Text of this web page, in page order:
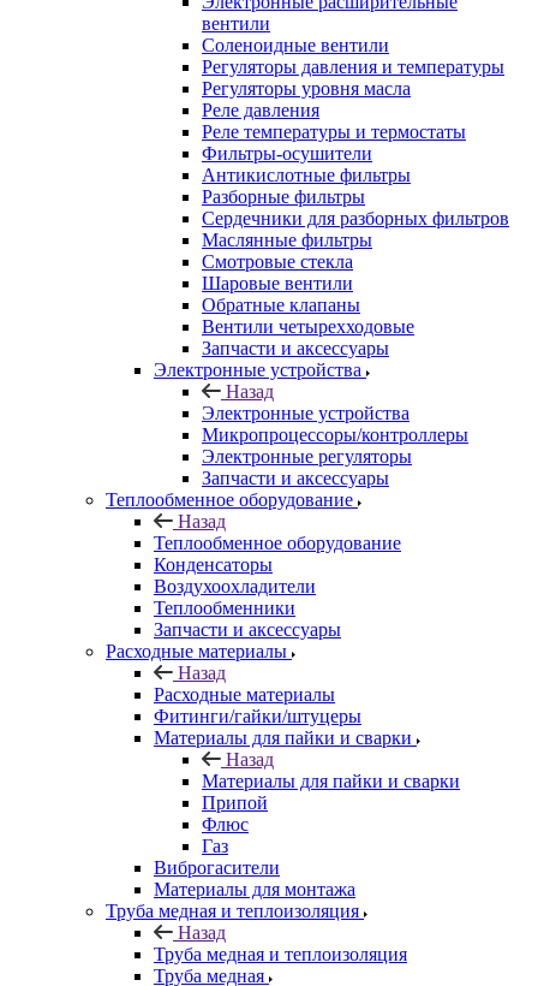
вентили
Соленоидные вентили
Регуляторы давления и температуры
Регуляторы уровня масла
Реле давления
Реле температуры и термостаты
Фильтры-осушители
Антикислотные фильтры
Разборные фильтры
Сердечники для разборных фильтров
Маслянные фильтры
Смотровые стекла
Шаровые вентили
Обратные клапаны
Вентили четырехходовые
Запчасти и аксессуары
Электронные устройства
Назад
Электронные устройства
Микропроцессоры/контроллеры
Электронные регуляторы
Запчасти и аксессуары
Теплообменное оборудование
Назад
Теплообменное оборудование
Конденсаторы
Воздухоохладители
Теплообменники
Запчасти и аксессуары
Расходные материалы
Назад
Расходные материалы
Фитинги/гайки/штуцеры
Материалы для пайки и сварки
Назад
Материалы для пайки и сварки
Припой
Флюс
Газ
Виброгасители
Материалы для монтажа
Труба медная и теплоизоляция
Назад
Труба медная и теплоизоляция
Труба медная